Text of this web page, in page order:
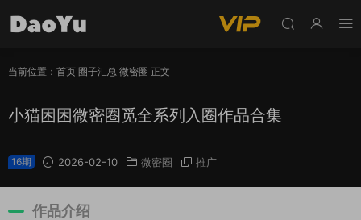
当前位置： 首页 圈子汇总 微密圈 正文
小猫困困微密圈觅全系列入圈作品合集
16期 2026-02-10 微密圈 推广
作品介绍